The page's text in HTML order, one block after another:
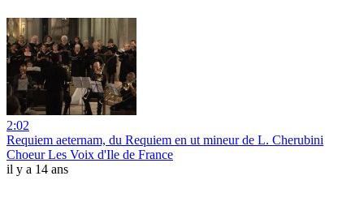
2:02
Requiem aeternam, du Requiem en ut mineur de L. Cherubini
Choeur Les Voix d'Ile de France
il y a 14 ans